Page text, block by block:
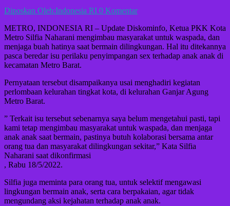
Diposkan Oleh:Indonesia RI 0 Komentar
METRO, INDONESIA RI – Update Diskominfo, Ketua PKK Kota
Metro Silfia Naharani mengimbau masyarakat untuk waspada, dan
menjaga buah hatinya saat bermain dilingkungan. Hal itu ditekannya
pasca beredar isu perilaku penyimpangan sex terhadap anak anak di
kecamatan Metro Barat.
Pernyataan tersebut disampaikanya usai menghadiri kegiatan
perlombaan kelurahan tingkat kota, di kelurahan Ganjar Agung
Metro Barat.
” Terkait isu tersebut sebenarnya saya belum mengetahui pasti, tapi
kami tetap mengimbau masyarakat untuk waspada, dan menjaga
anak anak saat bermain, pastinya butuh kolaborasi bersama antar
orang tua dan masyarakat dilingkungan sekitar,” Kata Silfia
Naharani saat dikonfirmasi
, Rabu 18/5/2022.
Silfia juga meminta para orang tua, untuk selektif mengawasi
lingkungan bermain anak, serta cara berpakaian, agar tidak
mengundang aksi kejahatan terhadap anak anak.